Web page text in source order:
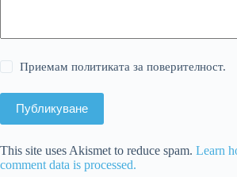
Приемам политиката за поверителност.
Публикуване
This site uses Akismet to reduce spam. Learn
comment data is processed.